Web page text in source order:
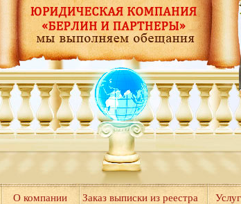
О компании Заказ выписки из реестра